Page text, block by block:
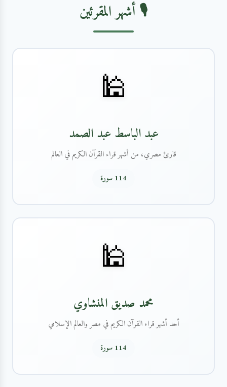
🎙️ أشهر المقرئين
🕌
عبد الباسط عبد الصمد
قارئ مصري، من أشهر قراء القرآن الكريم في العالم
114 سورة
🕌
محمد صديق المنشاوي
أحد أشهر قراء القرآن الكريم في مصر والعالم الإسلامي
114 سورة